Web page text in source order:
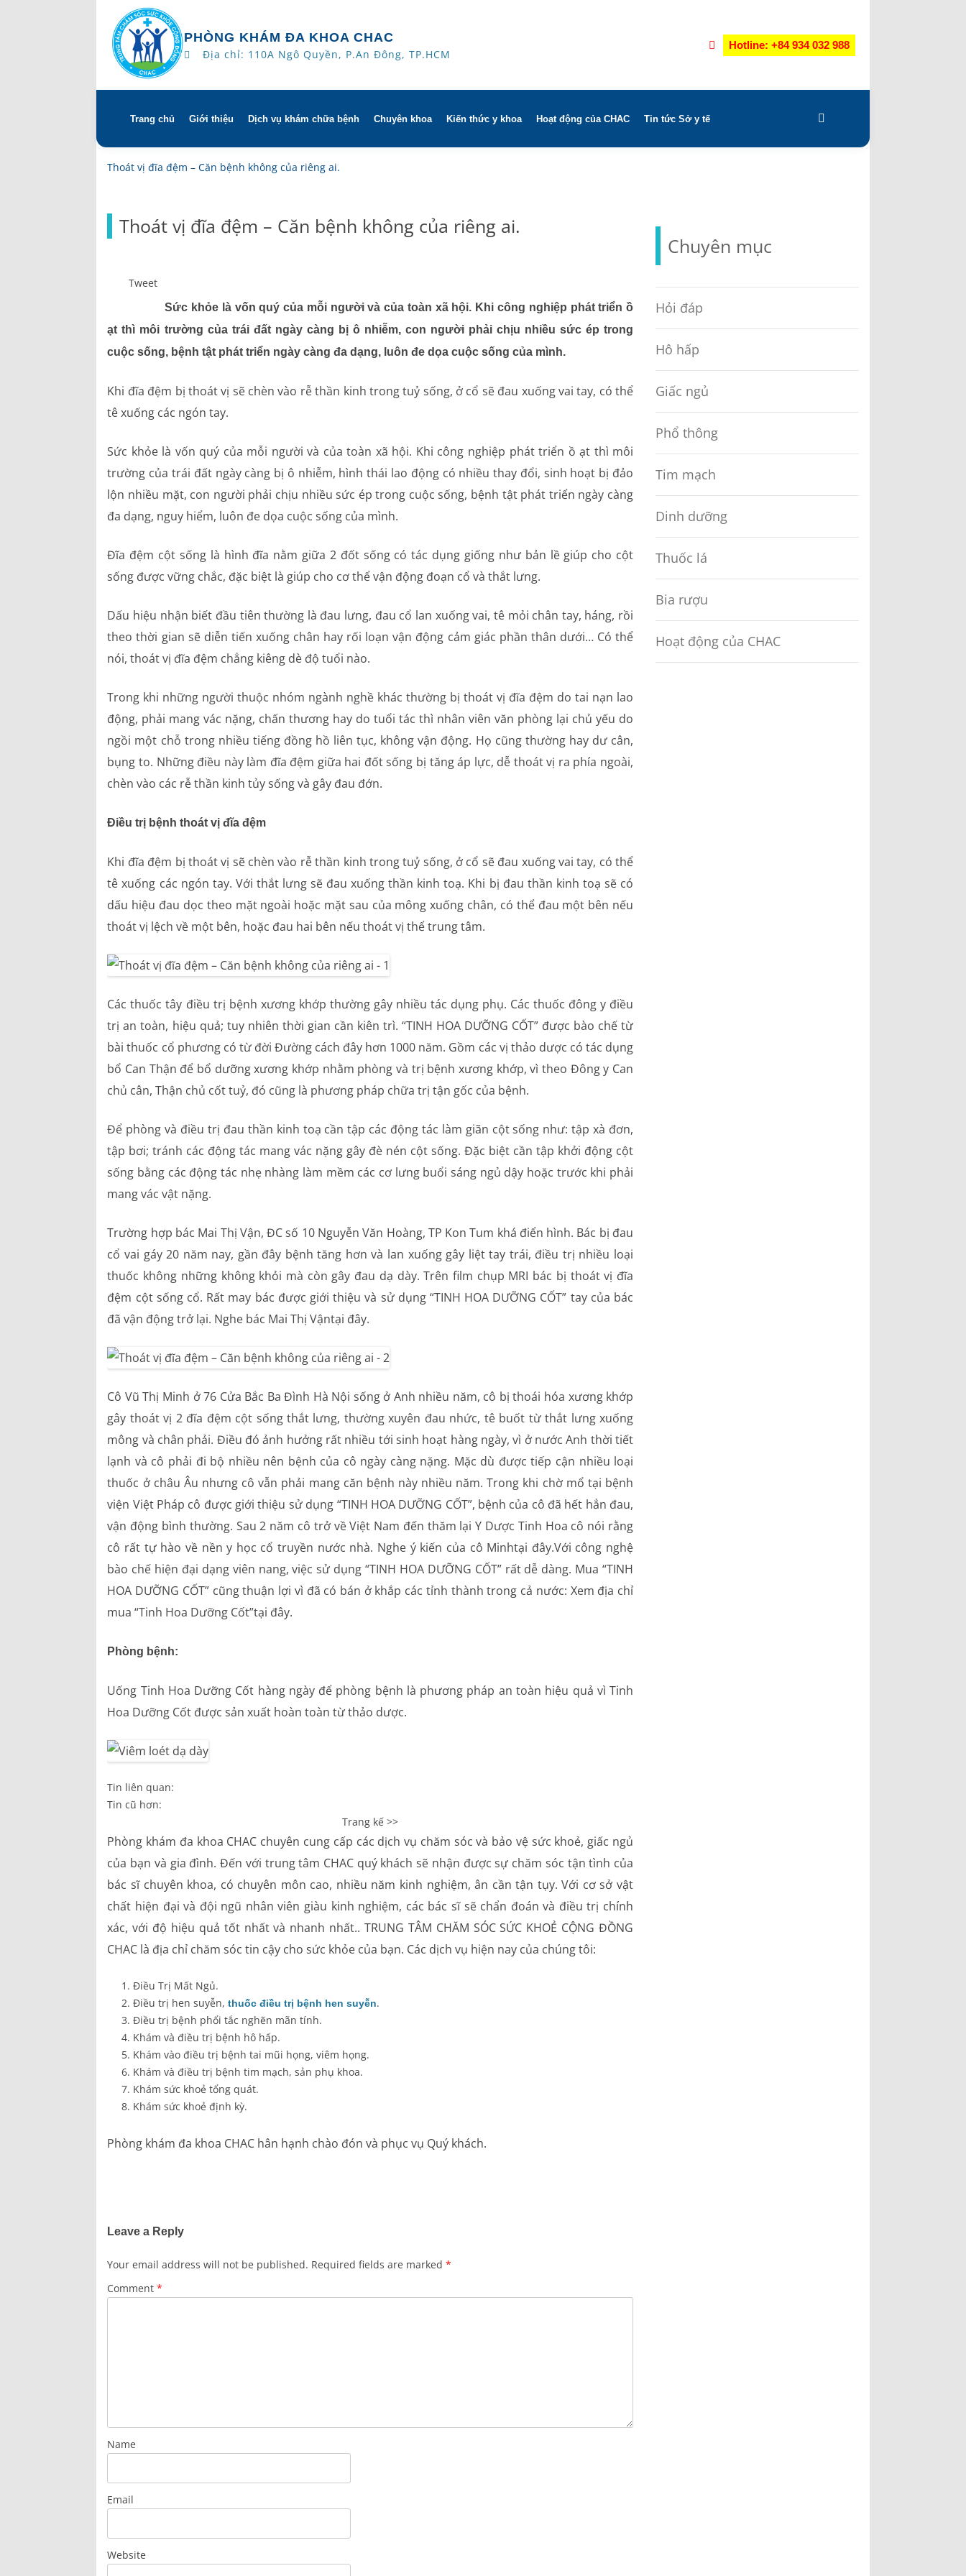
PHÒNG KHÁM ĐA KHOA CHAC
Địa chỉ: 110A Ngô Quyền, P.An Đông, TP.HCM
Hotline: +84 934 032 988
Skip
Trang chủ Giới thiệu
Quyền và trách nhiệm của người
Hồ sơ năng lực
Bảng giá dịch vụ
Dịch vụ khám chữa bệnh
Khám gì ở CHAC
Chuyên khoa
Rối loạn giấc ngủ
Phục hồi chức năng Hô hấp
Dị ứng – Miễn dịch
Tai – Mũi – Họng
Chẩn đoán hình ảnh
Nhà thuốc
Kiến thức y khoa Hoạt động của CHAC Tin tức Sở y tế
Thoát vị đĩa đệm – Căn bệnh không của riêng ai.
Thoát vị đĩa đệm – Căn bệnh không của riêng ai.
Tweet
Sức khỏe là vốn quý của mỗi người và của toàn xã hội. Khi công nghiệp phát triển ồ
ạt thì môi trường của trái đất ngày càng bị ô nhiễm, con người phải chịu nhiều sức ép trong
cuộc sống, bệnh tật phát triển ngày càng đa dạng, luôn đe dọa cuộc sống của mình.
Khi đĩa đệm bị thoát vị sẽ chèn vào rễ thần kinh trong tuỷ sống, ở cổ sẽ đau xuống vai tay, có thể
tê xuống các ngón tay.
Sức khỏe là vốn quý của mỗi người và của toàn xã hội. Khi công nghiệp phát triển ồ ạt thì môi
trường của trái đất ngày càng bị ô nhiễm, hình thái lao động có nhiều thay đổi, sinh hoạt bị đảo
lộn nhiều mặt, con người phải chịu nhiều sức ép trong cuộc sống, bệnh tật phát triển ngày càng
đa dạng, nguy hiểm, luôn đe dọa cuộc sống của mình.
Đĩa đệm cột sống là hình đĩa nằm giữa 2 đốt sống có tác dụng giống như bản lề giúp cho cột
sống được vững chắc, đặc biệt là giúp cho cơ thể vận động đoạn cổ và thắt lưng.
Dấu hiệu nhận biết đầu tiên thường là đau lưng, đau cổ lan xuống vai, tê mỏi chân tay, háng, rồi
theo thời gian sẽ diễn tiến xuống chân hay rối loạn vận động cảm giác phần thân dưới… Có thể
nói, thoát vị đĩa đệm chẳng kiêng dè độ tuổi nào.
Trong khi những người thuộc nhóm ngành nghề khác thường bị thoát vị đĩa đệm do tai nạn lao
động, phải mang vác nặng, chấn thương hay do tuổi tác thì nhân viên văn phòng lại chủ yếu do
ngồi một chỗ trong nhiều tiếng đồng hồ liên tục, không vận động. Họ cũng thường hay dư cân,
bụng to. Những điều này làm đĩa đệm giữa hai đốt sống bị tăng áp lực, dễ thoát vị ra phía ngoài,
chèn vào các rễ thần kinh tủy sống và gây đau đớn.
Điều trị bệnh thoát vị đĩa đệm
Khi đĩa đệm bị thoát vị sẽ chèn vào rễ thần kinh trong tuỷ sống, ở cổ sẽ đau xuống vai tay, có thể
tê xuống các ngón tay. Với thắt lưng sẽ đau xuống thần kinh toạ. Khi bị đau thần kinh toạ sẽ có
dấu hiệu đau dọc theo mặt ngoài hoặc mặt sau của mông xuống chân, có thể đau một bên nếu
thoát vị lệch về một bên, hoặc đau hai bên nếu thoát vị thể trung tâm.
Các thuốc tây điều trị bệnh xương khớp thường gây nhiều tác dụng phụ. Các thuốc đông y điều
trị an toàn, hiệu quả; tuy nhiên thời gian cần kiên trì. “TINH HOA DƯỠNG CỐT” được bào chế từ
bài thuốc cổ phương có từ đời Đường cách đây hơn 1000 năm. Gồm các vị thảo dược có tác dụng
bổ Can Thận để bổ dưỡng xương khớp nhằm phòng và trị bệnh xương khớp, vì theo Đông y Can
chủ cân, Thận chủ cốt tuỷ, đó cũng là phương pháp chữa trị tận gốc của bệnh.
Để phòng và điều trị đau thần kinh toạ cần tập các động tác làm giãn cột sống như: tập xà đơn,
tập bơi; tránh các động tác mang vác nặng gây đè nén cột sống. Đặc biệt cần tập khởi động cột
sống bằng các động tác nhẹ nhàng làm mềm các cơ lưng buổi sáng ngủ dậy hoặc trước khi phải
mang vác vật nặng.
Trường hợp bác Mai Thị Vận, ĐC số 10 Nguyễn Văn Hoàng, TP Kon Tum khá điển hình. Bác bị đau
cổ vai gáy 20 năm nay, gần đây bệnh tăng hơn và lan xuống gây liệt tay trái, điều trị nhiều loại
thuốc không những không khỏi mà còn gây đau dạ dày. Trên film chụp MRI bác bị thoát vị đĩa
đệm cột sống cổ. Rất may bác được giới thiệu và sử dụng “TINH HOA DƯỠNG CỐT” tay của bác
đã vận động trở lại. Nghe bác Mai Thị Vậntại đây.
Cô Vũ Thị Minh ở 76 Cửa Bắc Ba Đình Hà Nội sống ở Anh nhiều năm, cô bị thoái hóa xương khớp
gây thoát vị 2 đĩa đệm cột sống thắt lưng, thường xuyên đau nhức, tê buốt từ thắt lưng xuống
mông và chân phải. Điều đó ảnh hưởng rất nhiều tới sinh hoạt hàng ngày, vì ở nước Anh thời tiết
lạnh và cô phải đi bộ nhiều nên bệnh của cô ngày càng nặng. Mặc dù được tiếp cận nhiều loại
thuốc ở châu Âu nhưng cô vẫn phải mang căn bệnh này nhiều năm. Trong khi chờ mổ tại bệnh
viện Việt Pháp cô được giới thiệu sử dụng “TINH HOA DƯỠNG CỐT”, bệnh của cô đã hết hẳn đau,
vận động bình thường. Sau 2 năm cô trở về Việt Nam đến thăm lại Y Dược Tinh Hoa cô nói rằng
cô rất tự hào về nền y học cổ truyền nước nhà. Nghe ý kiến của cô Minhtại đây.Với công nghệ
bào chế hiện đại dạng viên nang, việc sử dụng “TINH HOA DƯỠNG CỐT” rất dễ dàng. Mua “TINH
HOA DƯỠNG CỐT” cũng thuận lợi vì đã có bán ở khắp các tỉnh thành trong cả nước: Xem địa chỉ
mua “Tinh Hoa Dưỡng Cốt”tại đây.
Phòng bệnh:
Uống Tinh Hoa Dưỡng Cốt hàng ngày để phòng bệnh là phương pháp an toàn hiệu quả vì Tinh
Hoa Dưỡng Cốt được sản xuất hoàn toàn từ thảo dược.
Tin liên quan:
Tin cũ hơn:
Trang kế >>
Phòng khám đa khoa CHAC chuyên cung cấp các dịch vụ chăm sóc và bảo vệ sức khoẻ, giấc ngủ
của bạn và gia đình. Đến với trung tâm CHAC quý khách sẽ nhận được sự chăm sóc tận tình của
bác sĩ chuyên khoa, có chuyên môn cao, nhiều năm kinh nghiệm, ân cần tận tụy. Với cơ sở vật
chất hiện đại và đội ngũ nhân viên giàu kinh nghiệm, các bác sĩ sẽ chẩn đoán và điều trị chính
xác, với độ hiệu quả tốt nhất và nhanh nhất.. TRUNG TÂM CHĂM SÓC SỨC KHOẺ CỘNG ĐỒNG
CHAC là địa chỉ chăm sóc tin cậy cho sức khỏe của bạn. Các dịch vụ hiện nay của chúng tôi:
Điều Trị Mất Ngủ.
Điều trị hen suyễn,thuốc điều trị bệnh hen suyễn.
Điều trị bệnh phổi tắc nghẽn mãn tính.
Khám và điều trị bệnh hô hấp.
Khám vào điều trị bệnh tai mũi họng, viêm họng.
Khám và điều trị bệnh tim mạch, sản phụ khoa.
Khám sức khoẻ tổng quát.
Khám sức khoẻ định kỳ.
Phòng khám đa khoa CHAC hân hạnh chào đón và phục vụ Quý khách.
Leave a Reply
Your email address will not be published. Required fields are marked*
Comment*
Name
Email
Website
Chuyên mục
Hỏi đáp
Hô hấp
Giấc ngủ
Phổ thông
Tim mạch
Dinh dưỡng
Thuốc lá
Bia rượu
Hoạt động của CHAC